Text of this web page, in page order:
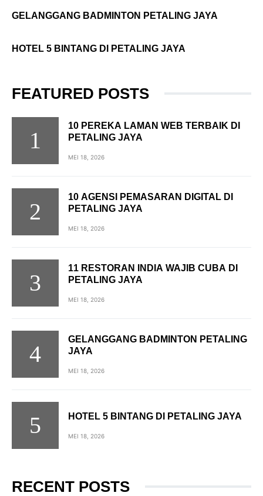
GELANGGANG BADMINTON PETALING JAYA
HOTEL 5 BINTANG DI PETALING JAYA
FEATURED POSTS
10 PEREKA LAMAN WEB TERBAIK DI
PETALING JAYA
MEI 18, 2026
10 AGENSI PEMASARAN DIGITAL DI
PETALING JAYA
MEI 18, 2026
11 RESTORAN INDIA WAJIB CUBA DI
PETALING JAYA
MEI 18, 2026
GELANGGANG BADMINTON PETALING
JAYA
MEI 18, 2026
HOTEL 5 BINTANG DI PETALING JAYA
MEI 18, 2026
RECENT POSTS